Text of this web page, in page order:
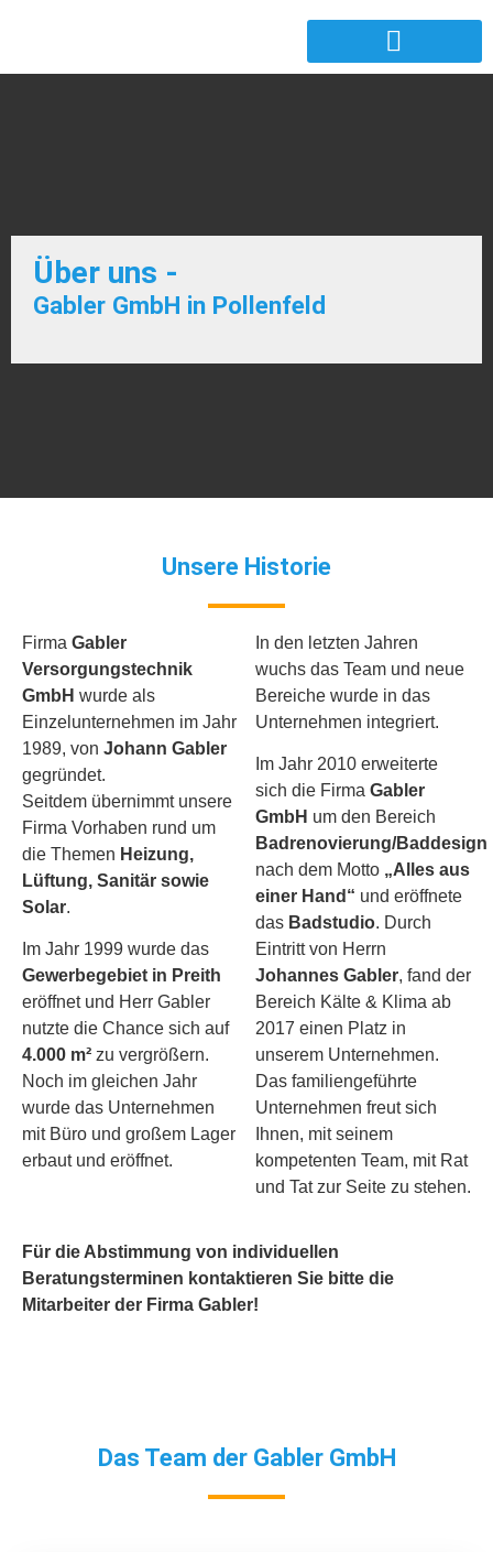
Über uns -
Gabler GmbH in Pollenfeld
Unsere Historie
Firma Gabler
Versorgungstechnik
GmbH wurde als
Einzelunternehmen im Jahr
1989, von Johann Gabler
gegründet.
Seitdem übernimmt unsere
Firma Vorhaben rund um
die Themen Heizung,
Lüftung, Sanitär sowie
Solar.
Im Jahr 1999 wurde das
Gewerbegebiet in Preith
eröffnet und Herr Gabler
nutzte die Chance sich auf
4.000 m² zu vergrößern.
Noch im gleichen Jahr
wurde das Unternehmen
mit Büro und großem Lager
erbaut und eröffnet.
In den letzten Jahren
wuchs das Team und neue
Bereiche wurde in das
Unternehmen integriert.
Im Jahr 2010 erweiterte
sich die Firma Gabler
GmbH um den Bereich
Badrenovierung/Baddesign
nach dem Motto „Alles aus
einer Hand“ und eröffnete
das Badstudio. Durch
Eintritt von Herrn
Johannes Gabler, fand der
Bereich Kälte & Klima ab
2017 einen Platz in
unserem Unternehmen.
Das familiengeführte
Unternehmen freut sich
Ihnen, mit seinem
kompetenten Team, mit Rat
und Tat zur Seite zu stehen.
Für die Abstimmung von individuellen
Beratungsterminen kontaktieren Sie bitte die
Mitarbeiter der Firma Gabler!
Das Team der Gabler GmbH